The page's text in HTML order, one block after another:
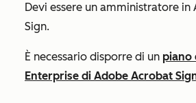
Devi essere un amministratore
Sign.
È necessario disporre di un piano
Enterprise di Adobe Acrobat